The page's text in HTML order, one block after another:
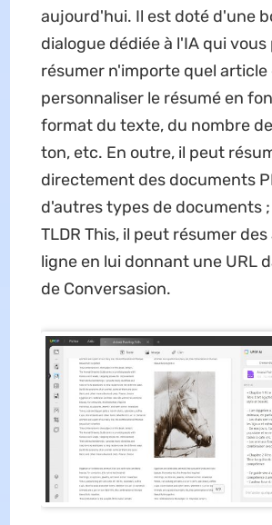
aujourd'hui. Il est doté d'une
dialogue dédiée à l'IA qui
résumer n'importe quel article
personnaliser le résumé en
format du texte, du nombre
ton, etc. En outre, il peut
directement des documents
d'autres types de documents
TLDR This, il peut résumer
ligne en lui donnant une URL
de Conversasion.